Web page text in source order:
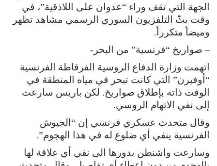
الجهة التي تقف وراء “عدوان على اللاذقية”، في
وقت بثّ التلفزيون السوري الرسمي مشاهد تظهر
وميضاً متكرراً.
– صواريخ “فرنسية” من البحر-
اتهمت وزارة الدفاع الروسية الفرقاطة الفرنسية
“أوفيرن” التي كانت تبحر في مياه المنطقة في
الوقت ذاته بإطلاق صواريخ. لكن باريس سارعت
إلى نفي الاتهام الروسي.
وقال متحدث عسكري فرنسي إن “الجيوش
الفرنسية ينفي أي ضلوع له في هذا الهجوم”.
وسارعت واشنطن بدورها الى نفي أي علاقة لها